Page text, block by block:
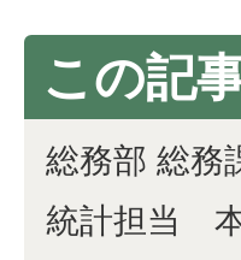
この記
総務部 総務
統計担当